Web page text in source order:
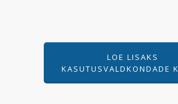
LOE LISAKS
KASUTUSVALDKONDADE